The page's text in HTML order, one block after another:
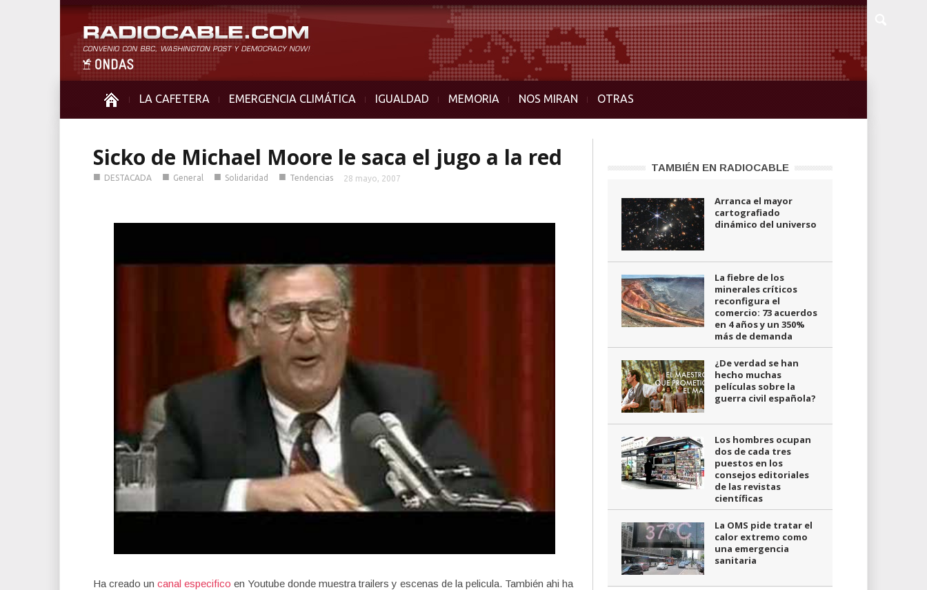
LA CAFETERA EMERGENCIA CLIMÁTICA IGUALDAD MEMORIA NOS MIRAN OTRAS
Sicko de Michael Moore le saca el jugo a la red
■ DESTACADA ■ General ■ Solidaridad ■ Tendencias 28 mayo, 2007
Ha creado un canal especifico en Youtube donde muestra trailers y escenas de la pelicula. También ahi ha
TAMBIÉN EN RADIOCABLE
Arranca el mayor
cartografiado
dinámico del universo
La fiebre de los
minerales críticos
reconfigura el
comercio: 73 acuerdos
en 4 años y un 350%
más de demanda
¿De verdad se han
hecho muchas
películas sobre la
guerra civil española?
Los hombres ocupan
dos de cada tres
puestos en los
consejos editoriales
de las revistas
científicas
La OMS pide tratar el
calor extremo como
una emergencia
sanitaria